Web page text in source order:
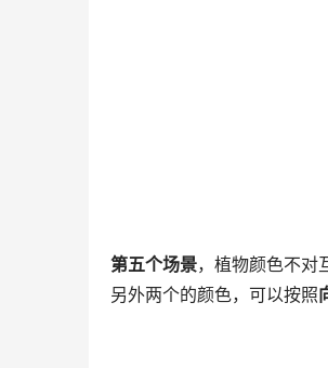
第五个场景，植物颜色不对
另外两个的颜色，可以按照